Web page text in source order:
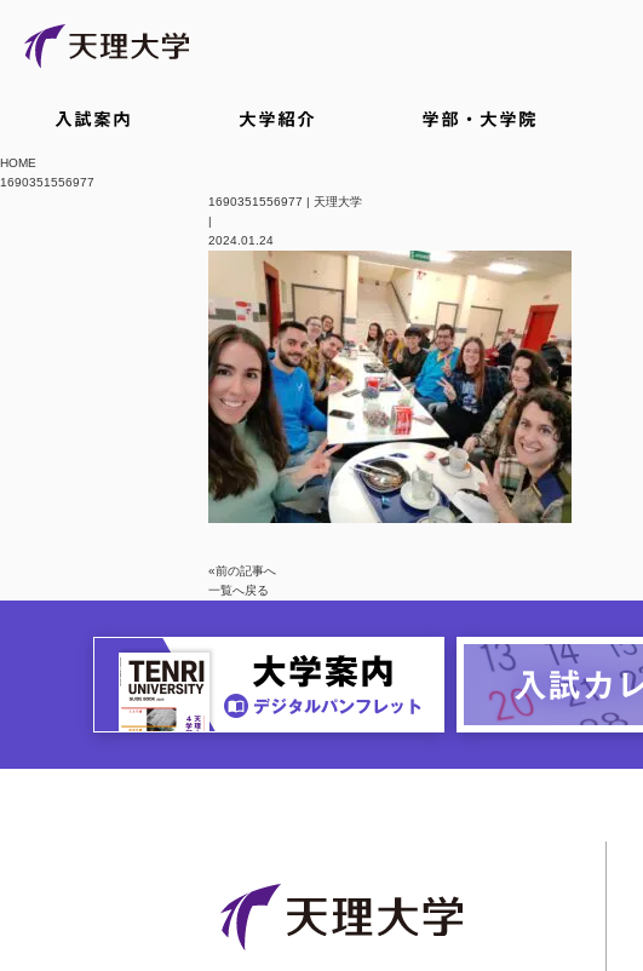
入試案内 大学紹介 学部・大学院
HOME
1690351556977
1690351556977 | 天理大学
|
2024.01.24
«前の記事へ
一覧へ戻る